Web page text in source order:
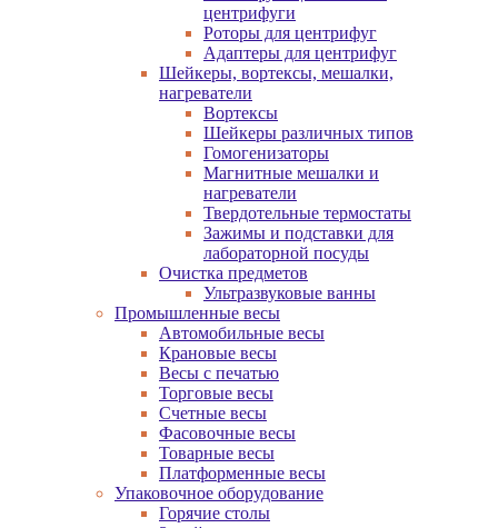
центрифуги
Роторы для центрифуг
Адаптеры для центрифуг
Шейкеры, вортексы, мешалки,
нагреватели
Вортексы
Шейкеры различных типов
Гомогенизаторы
Магнитные мешалки и
нагреватели
Твердотельные термостаты
Зажимы и подставки для
лабораторной посуды
Очистка предметов
Ультразвуковые ванны
Промышленные весы
Автомобильные весы
Крановые весы
Весы с печатью
Торговые весы
Счетные весы
Фасовочные весы
Товарные весы
Платформенные весы
Упаковочное оборудование
Горячие столы